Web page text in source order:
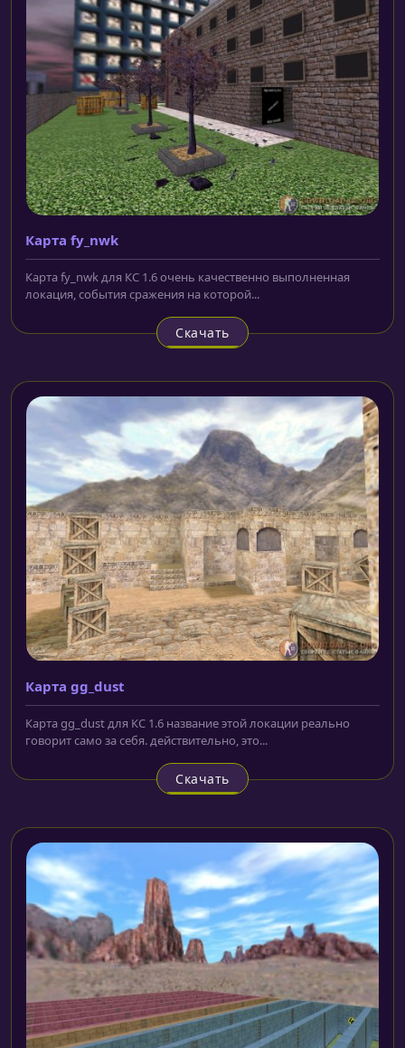
Карта fy_nwk
Карта fy_nwk для КС 1.6 очень качественно выполненная
локация, события сражения на которой...
Скачать
Карта gg_dust
Карта gg_dust для КС 1.6 название этой локации реально
говорит само за себя. действительно, это...
Скачать